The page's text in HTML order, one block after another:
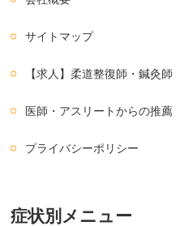
サイトマップ
【求人】柔道整復師・鍼灸師
医師・アスリートからの推薦
プライバシーポリシー
症状別メニュー